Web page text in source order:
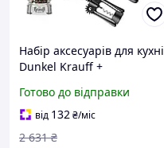
Набір аксесуарів для кухні
Dunkel Krauff +
кухонних дошок Frische
Готово до відправки
від 132₴/міс
2 631 ₴